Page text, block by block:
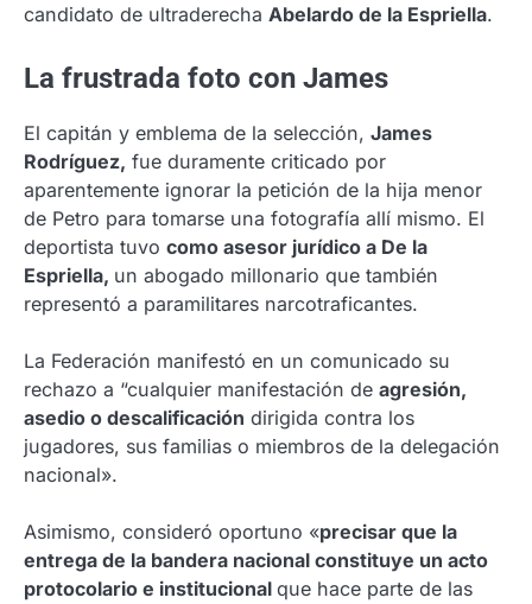
candidato de ultraderecha Abelardo de la Espriella.
La frustrada foto con James
El capitán y emblema de la selección, James
Rodríguez, fue duramente criticado por
aparentemente ignorar la petición de la hija menor
de Petro para tomarse una fotografía allí mismo. El
deportista tuvo como asesor jurídico a De la
Espriella, un abogado millonario que también
representó a paramilitares narcotraficantes.
La Federación manifestó en un comunicado su
rechazo a “cualquier manifestación de agresión,
asedio o descalificación dirigida contra los
jugadores, sus familias o miembros de la delegación
nacional».
Asimismo, consideró oportuno «precisar que la
entrega de la bandera nacional constituye un acto
protocolario e institucional que hace parte de las